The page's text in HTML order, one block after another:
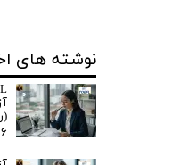
نوشته های
۲۶